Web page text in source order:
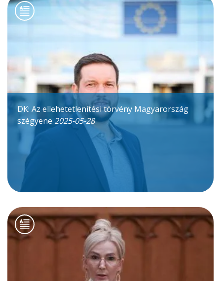
DK: Az ellehetetlenítési törvény Magyarország
szégyene 2025-05-28